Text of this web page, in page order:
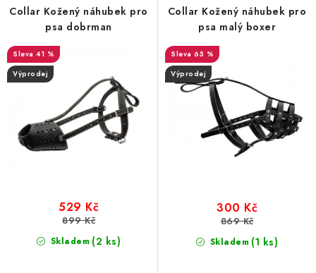
p
o
d
í
r
o
Collar Kožený náhubek pro
psa dobrman
41 %
Výprodej
Skladem (2 ks)
529 Kč
899 Kč
Collar Kožený náhubek pro
psa malý boxer
65 %
Výprodej
Skladem (1 ks)
300 Kč
869 Kč